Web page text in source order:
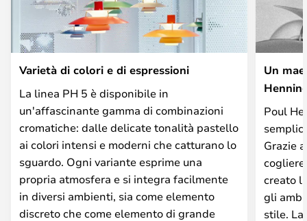
Varietà di colori e di espressioni
La linea PH 5 è disponibile in
un'affascinante gamma di combinazioni
cromatiche: dalle delicate tonalità pastello
ai colori intensi e moderni che catturano lo
sguardo. Ogni variante esprime una
propria atmosfera e si integra facilmente
in diversi ambienti, sia come elemento
discreto che come elemento di grande
Un
Poul
Grazie
creato
gli
stile. La